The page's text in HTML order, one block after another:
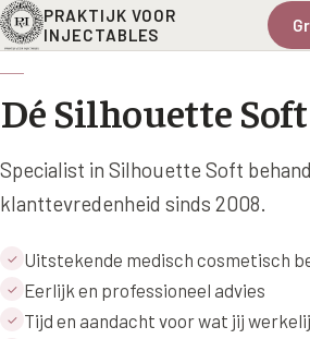
PRAKTIJK VOOR
INJECTABLES
Dé Silhouette
Specialist in Silhouette Soft
klanttevredenheid sinds 2008.
✓ Uitstekende medisch cosmetisch
✓ Eerlijk en professioneel advies
✓ Tijd en aandacht voor wat jij